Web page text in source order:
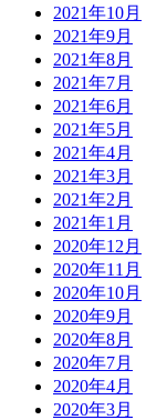
2021年10月
2021年9月
2021年8月
2021年7月
2021年6月
2021年5月
2021年4月
2021年3月
2021年2月
2021年1月
2020年12月
2020年11月
2020年10月
2020年9月
2020年8月
2020年7月
2020年4月
2020年3月